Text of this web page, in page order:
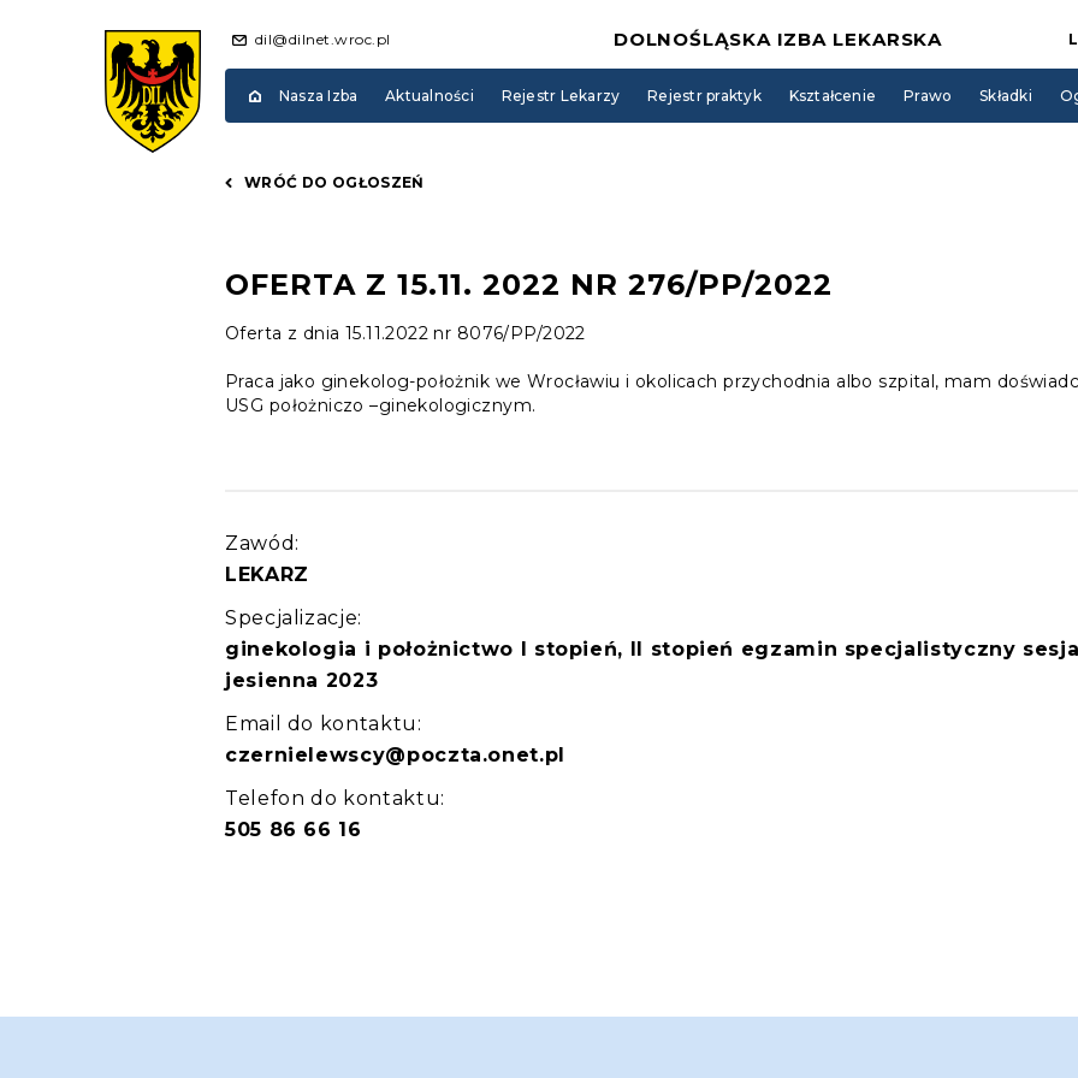
dil@dilnet.wroc.pl DOLNOŚLĄSKA IZBA LEKARSKA
Nasza Izba Aktualności Rejestr Lekarzy Rejestr praktyk Kształcenie Prawo Składki
WRÓĆ DO OGŁOSZEŃ
OFERTA Z 15.11. 2022 NR 276/PP/2022
Oferta z dnia 15.11.2022 nr 8076/PP/2022
Praca jako ginekolog-położnik we Wrocławiu i okolicach przychodnia albo szpital, mam
USG położniczo –ginekologicznym.
Zawód:
LEKARZ
Specjalizacje:
ginekologia i położnictwo I stopień, II stopień egzamin specjalistyczny sesja
jesienna 2023
Email do kontaktu:
czernielewscy@poczta.onet.pl
Telefon do kontaktu:
505 86 66 16